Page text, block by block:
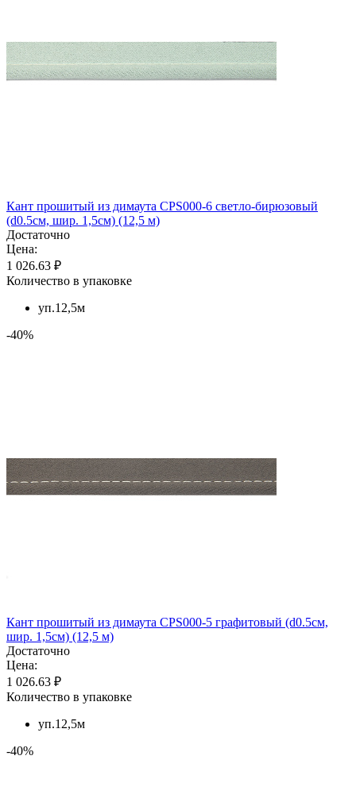
Кант прошитый из димаута CPS000-6 светло-бирюзовый
(d0.5см, шир. 1,5см) (12,5 м)
Достаточно
Цена:
1 026.63 ₽
Количество в упаковке
уп.12,5м
-40%
Кант прошитый из димаута CPS000-5 графитовый (d0.5см,
шир. 1,5см) (12,5 м)
Достаточно
Цена:
1 026.63 ₽
Количество в упаковке
уп.12,5м
-40%